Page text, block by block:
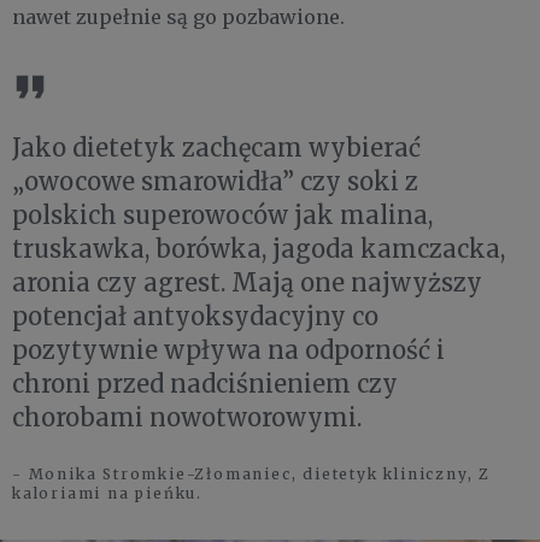
nawet zupełnie są go pozbawione.
Jako dietetyk zachęcam wybierać
„owocowe smarowidła” czy soki z
polskich superowoców jak malina,
truskawka, borówka, jagoda kamczacka,
aronia czy agrest. Mają one najwyższy
potencjał antyoksydacyjny co
pozytywnie wpływa na odporność i
chroni przed nadciśnieniem czy
chorobami nowotworowymi.
- Monika Stromkie-Złomaniec, dietetyk kliniczny, Z
kaloriami na pieńku.